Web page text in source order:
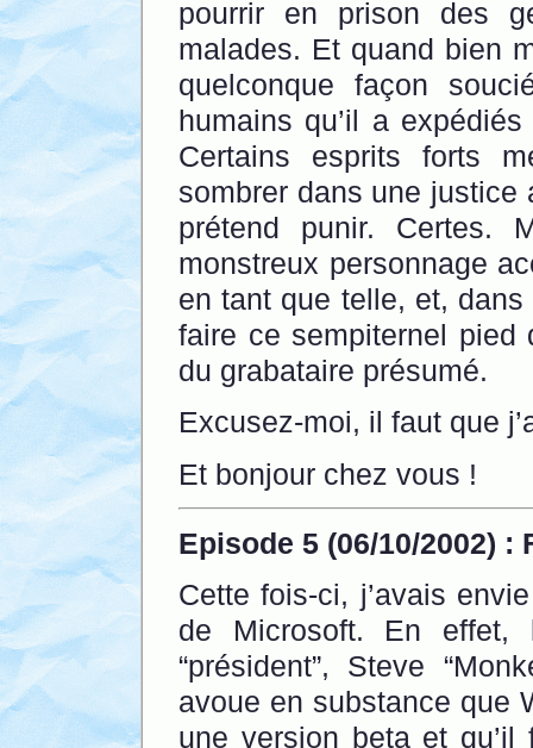
pourrir en prison des
malades. Et quand bien
quelconque façon
humains qu’il a
Certains esprits forts
sombrer dans une justice
prétend punir. Certes.
monstreux personnage
en tant que telle, et,
faire ce sempiternel
du grabataire présumé.
Excusez-moi, il faut que
Et bonjour chez vous !
Episode 5 (06/10/2002) :
Cette fois-ci, j’avais
de Microsoft. En effet,
“président”, Steve
avoue en substance que
une version beta et